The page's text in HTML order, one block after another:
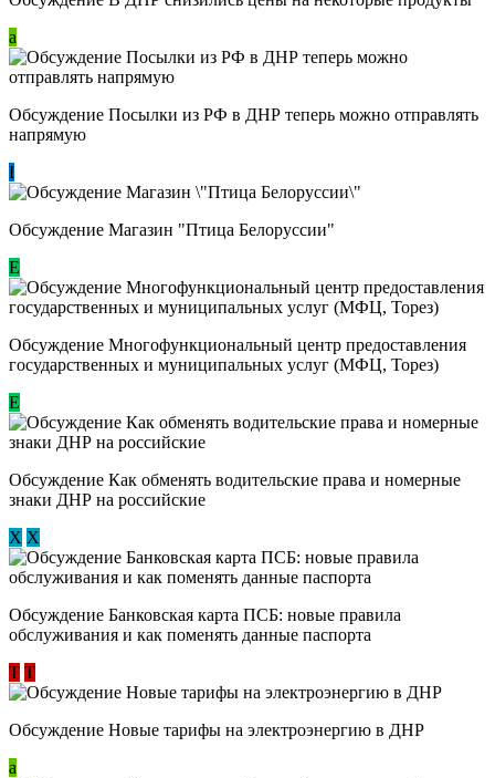
a
Обсуждение Посылки из РФ в ДНР теперь можно отправлять
напрямую
I
Обсуждение Магазин "Птица Белоруссии"
Е
Обсуждение Многофункциональный центр предоставления
государственных и муниципальных услуг (МФЦ, Торез)
E
Обсуждение ​Как обменять водительские права и номерные
знаки ДНР на российские
Х Х
Обсуждение ​Банковская карта ПСБ: новые правила
обслуживания и как поменять данные паспорта
Т Т
Обсуждение Новые тарифы на электроэнергию в ДНР
a